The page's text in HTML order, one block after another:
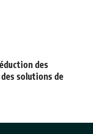
des
solutions de